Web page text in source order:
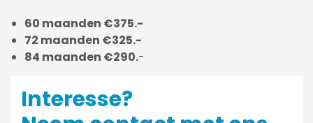
60 maanden €375.-
72 maanden €325.-
84 maanden €290.-
Interesse?